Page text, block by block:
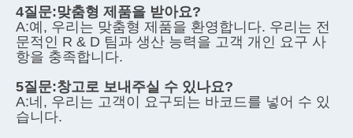
4질문:맞춤형 제품을 받아요?
A:예, 우리는 맞춤형 제품을 환영합니다. 우리는 전
문적인 R & D 팀과 생산 능력을 고객 개인 요구 사
항을 충족합니다.
5질문:창고로 보내주실 수 있나요?
A:네, 우리는 고객이 요구되는 바코드를 넣어 수 있
습니다.